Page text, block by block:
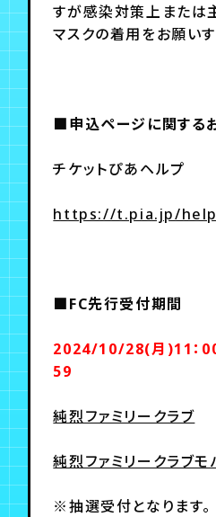
すが感染対策上または
マスクの着用をお願い
■申込ページに関する
チケットぴあヘルプ
https://t.pia.jp/
■FC先行受付期間
2024/10/28(月)11：
59
純烈ファミリークラブ
純烈ファミリークラブモ
※抽選受付となります。